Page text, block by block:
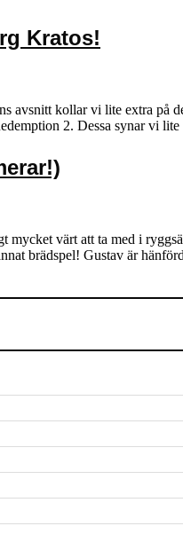
Kratos!
avsnitt kollar vi lite extra
2. Dessa synar vi
värt att ta med i
brädspel! Gustav är